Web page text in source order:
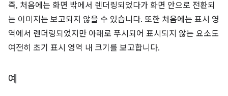
즉, 처음에는 화면 밖에서 렌더링되었다가 화면 안으로 전환되
는 이미지는 보고되지 않을 수 있습니다. 또한 처음에는 표시 영
역에서 렌더링되었지만 아래로 푸시되어 표시되지 않는 요소도
여전히 초기 표시 영역 내 크기를 보고합니다.
예